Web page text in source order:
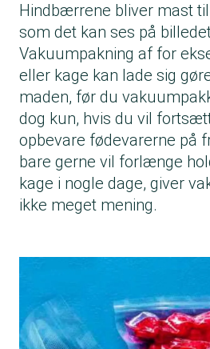
Hindbærrene bliver mast
som det kan ses på
Vakuumpakning af for
eller kage kan lade sig
maden, før du
dog kun, hvis du vil
opbevare fødevarerne på
bare gerne vil forlænge
kage i nogle dage, giver
ikke meget mening.